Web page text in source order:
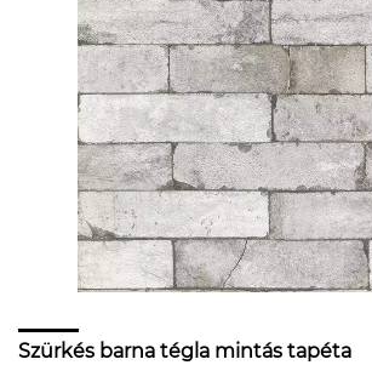
Szürkés barna tégla mintás tapéta